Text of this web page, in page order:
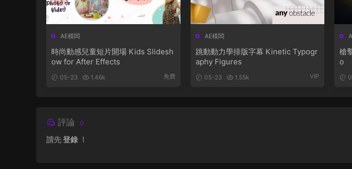
AE模闆
時尚動感兒童短片開場 Kids Slidesh
ow for After Effects
05-23 1.46k 免費
AE模闆
跳動動力學排版字幕 Kinetic Typogr
aphy Figures
05-23 1.55k VIP
槍
o
評論 0
請先登錄 ！